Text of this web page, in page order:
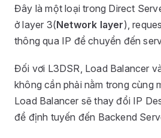
Đây là một loại trong Direct
ở layer 3(Network layer),
thông qua IP để chuyển đến
Đối vơi L3DSR, Load Balancer
không cần phải nằm trong cùng
Load Balancer sẽ thay đổi IP
để định tuyến đến Backend